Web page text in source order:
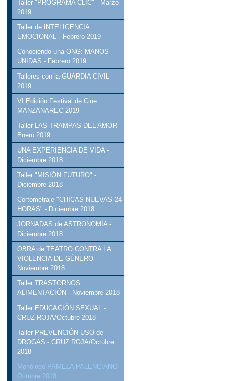
Taller "PROGRAMA CLIC" - Marzo
2019
Taller de INTELIGENCIA
EMOCIONAL - Febrero 2019
Conociendo una ONG: MANOS
UNIDAS - Febrero 2019
Talleres con la GUARDIA CIVIL
2019
VI Edición Festival de Cine
MANZANAREC 2019
Taller LAS TRAMPAS DEL AMOR -
Enero 2019
UNA EXPERIENCIA DE VIDA -
Diciembre 2018
Taller "MISIÓN FUTURO" -
Diciembre 2018
Cortometraje "CHICAS NUEVAS 24
HORAS" - Diciembre 2018
JORNADAS de ASTRONOMÍA -
Diciembre 2018
OBRA de TEATRO CONTRA LA
VIOLENCIA DE GÉNERO -
Noviembre 2018
Taller TRASTORNOS
ALIMENTACIÓN - Noviembre 2018
Taller EDUCACIÓN SEXUAL -
CRUZ ROJA/Octubre 2018
Taller PREVENCIÓN USO de
DROGAS - CRUZ ROJA/Octubre
2018
Monólogo PAMELA PALENCIANO -
Octubre 2018